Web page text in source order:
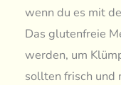
wenn du es mit
Das glutenfreie
werden, um
sollten frisch und